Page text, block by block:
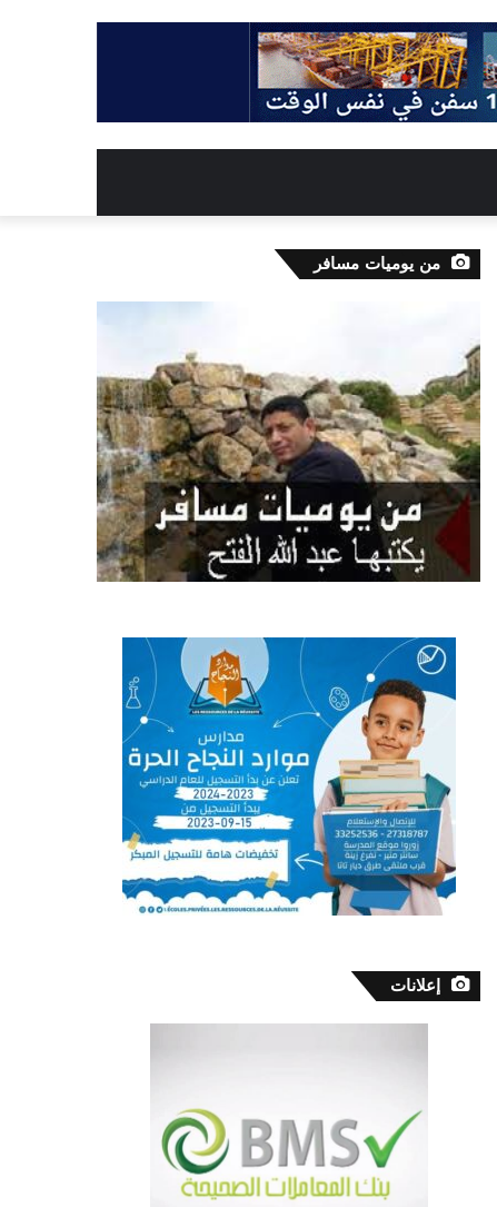
من يوميات مسافر
إعلانات